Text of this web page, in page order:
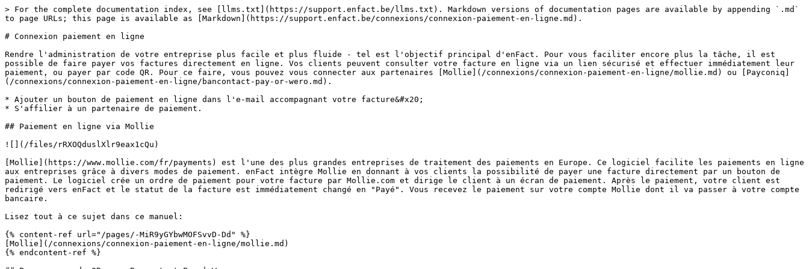
> For the complete documentation index, see [llms.txt](https://support.enfact.be/llms.txt). Markdown versions of documentation pages are available by appending `.md`
to page URLs; this page is available as [Markdown](https://support.enfact.be/connexions/connexion-paiement-en-ligne.md).
# Connexion paiement en ligne
Rendre l'administration de votre entreprise plus facile et plus fluide - tel est l'objectif principal d'enFact. Pour vous faciliter encore plus la tâche, il est
possible de faire payer vos factures directement en ligne. Vos clients peuvent consulter votre facture en ligne via un lien sécurisé et effectuer immédiatement leur
paiement, ou payer par code QR. Pour ce faire, vous pouvez vous connecter aux partenaires [Mollie](/connexions/connexion-paiement-en-ligne/mollie.md) ou [Payconiq]
(/connexions/connexion-paiement-en-ligne/bancontact-pay-or-wero.md).
* Ajouter un bouton de paiement en ligne dans l'e-mail accompagnant votre facture&#x20;
* S'affilier à un partenaire de paiement.
## Paiement en ligne via Mollie
![](/files/rRXOQduslXlr9eax1cQu)
[Mollie](https://www.mollie.com/fr/payments) est l'une des plus grandes entreprises de traitement des paiements en Europe. Ce logiciel facilite les paiements en ligne
aux entreprises grâce à divers modes de paiement. enFact intègre Mollie en donnant à vos clients la possibilité de payer une facture directement par un bouton de
paiement. Le logiciel crée un ordre de paiement pour votre facture par Mollie.com et dirige le client à un écran de paiement. Après le paiement, votre client est
redirigé vers enFact et le statut de la facture est immédiatement changé en "Payé". Vous recevez le paiement sur votre compte Mollie dont il va passer à votre compte
bancaire.
Lisez tout à ce sujet dans ce manuel:
{% content-ref url="/pages/-MiR9yGYbwMOFSvvD-Dd" %}
[Mollie](/connexions/connexion-paiement-en-ligne/mollie.md)
{% endcontent-ref %}